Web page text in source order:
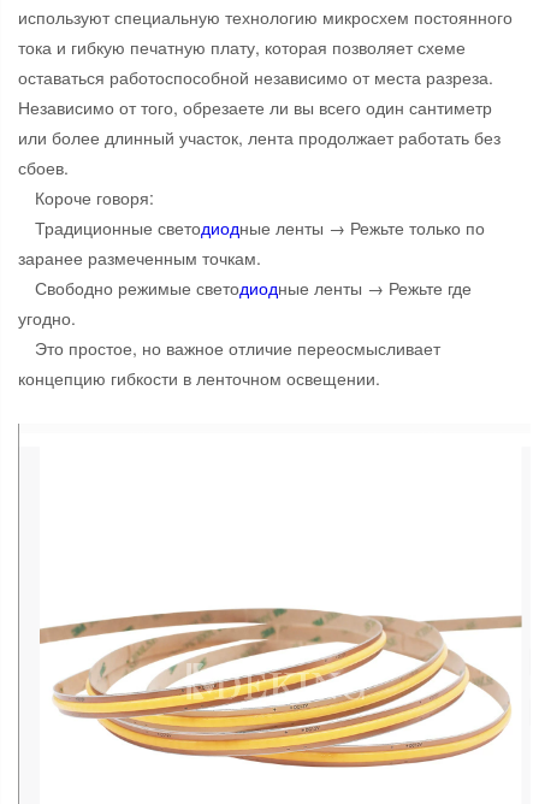
используют специальную технологию микросхем постоянного
тока и гибкую печатную плату, которая позволяет схеме
оставаться работоспособной независимо от места разреза.
Независимо от того, обрезаете ли вы всего один сантиметр
или более длинный участок, лента продолжает работать без
сбоев.
Короче говоря:
Традиционные светодиодные ленты → Режьте только по
заранее размеченным точкам.
Свободно режимые светодиодные ленты → Режьте где
угодно.
Это простое, но важное отличие переосмысливает
концепцию гибкости в ленточном освещении.